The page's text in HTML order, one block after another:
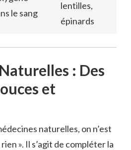
le sang
lentilles,
épinards
: Des
et
naturelles, on n’est
». Il s’agit de compléter la